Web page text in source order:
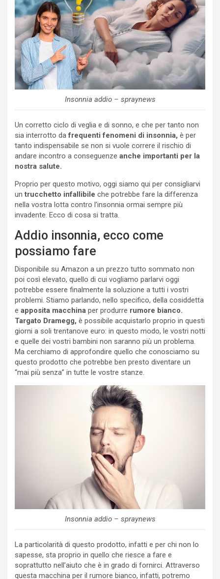
Insonnia addio – spraynews
Un corretto ciclo di veglia e di sonno, e che per tanto non
sia interrotto dafrequenti fenomeni di insonnia, è per
tanto indispensabile se non si vuole correre il rischio di
andare incontro a conseguenze anche importanti per la
nostra salute.
Proprio per questo motivo, oggi siamo qui per consigliarvi
untrucchetto infallibile che potrebbe fare la differenza
nella vostra lotta contro l’insonnia ormai sempre più
invadente. Ecco di cosa si tratta.
Addio insonnia, ecco come
possiamo fare
Disponibile su Amazon a un prezzo tutto sommato non
poi così elevato, quello di cui vogliamo parlarvi oggi
potrebbe essere finalmente la soluzione a tutti i vostri
problemi. Stiamo parlando, nello specifico, della cosiddetta
e apposita macchina per produrre rumore bianco.
Targato Dramegg, è possibile acquistarlo proprio in questi
giorni a soli trentanove euro: in questo modo, le vostri notti
e quelle dei vostri bambini non saranno più un problema.
Ma cerchiamo di approfondire quello che conosciamo su
questo prodotto che potrebbe ben presto diventare un
“mai più senza” in tutte le vostre stanze.
Insonnia addio – spraynews
La particolarità di questo prodotto, infatti e per chi non lo
sapesse, sta proprio in quello che riesce a fare e
soprattutto nell’aiuto che è in grado di fornirci. Attraverso
questa macchina per il rumore bianco, infatti, potremo